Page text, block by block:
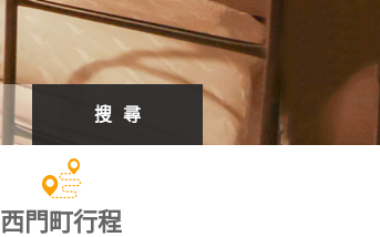
搜 尋
西門町行程